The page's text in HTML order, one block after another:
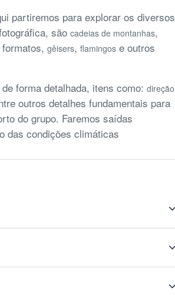
partiremos para explorar os diversos
são cadeias de montanhas,
gêisers, flamingos e outros
forma detalhada, itens como: direção
outros detalhes fundamentais para
do grupo. Faremos saídas
das condições climáticas
de Atacama. Check-in no hotel
para almoço.